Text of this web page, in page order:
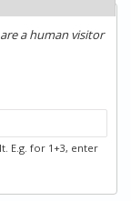
a human visitor
E.g. for 1+3, enter